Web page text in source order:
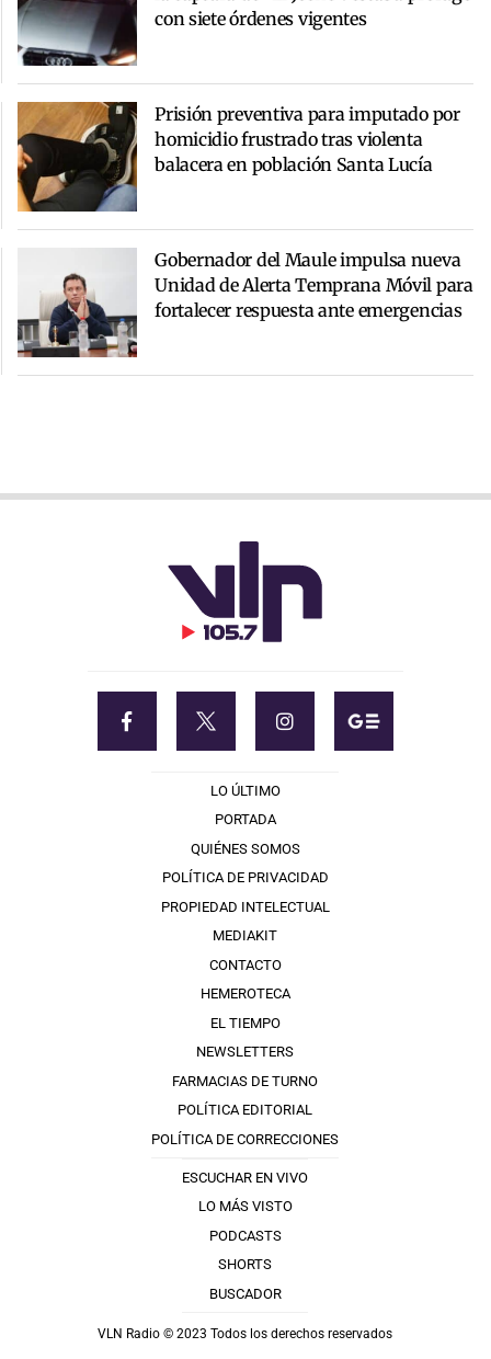
con siete órdenes vigentes
Prisión preventiva para imputado por
homicidio frustrado tras violenta
balacera en población Santa Lucía
Gobernador del Maule impulsa nueva
Unidad de Alerta Temprana Móvil para
fortalecer respuesta ante emergencias
LO ÚLTIMO
PORTADA
QUIÉNES SOMOS
POLÍTICA DE PRIVACIDAD
PROPIEDAD INTELECTUAL
MEDIAKIT
CONTACTO
HEMEROTECA
EL TIEMPO
NEWSLETTERS
FARMACIAS DE TURNO
POLÍTICA EDITORIAL
POLÍTICA DE CORRECCIONES
ESCUCHAR EN VIVO
LO MÁS VISTO
PODCASTS
SHORTS
BUSCADOR
VLN Radio © 2023 Todos los derechos reservados